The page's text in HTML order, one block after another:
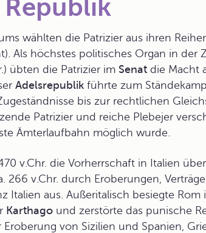
Republik
wählten die Patrizier aus ihren
Als höchstes politisches Organ in der
übten die Patrizier im Senat die Macht
Adelsrepublik führte zum
bis zur rechtlichen
Patrizier und reiche Plebejer
Ämterlaufbahn möglich wurde.
v.Chr. die Vorherrschaft in Italien
266 v.Chr. durch Eroberungen,
Italien aus. Außeritalisch besiegte Rom
Karthago und zerstörte das punische
von Sizilien und Spanien,